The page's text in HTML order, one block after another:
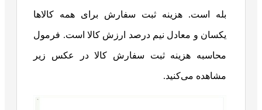
بله است. هزینه ثبت سفارش برای همه کالا‌ها
یکسان و معادل نیم درصد ارزش کالا است. فرمول
محاسبه هزینه ثبت سفارش کالا در عکس زیر
مشاهده می‌کنید.